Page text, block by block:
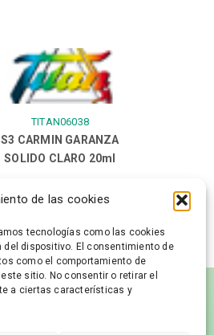
de las cookies
tecnologías como las cookies
dispositivo. El consentimiento de
como el comportamiento de
sitio. No consentir o retirar el
a ciertas características y
TITAN06038
S3 CARMIN GARANZA
SOLIDO CLARO 20ml